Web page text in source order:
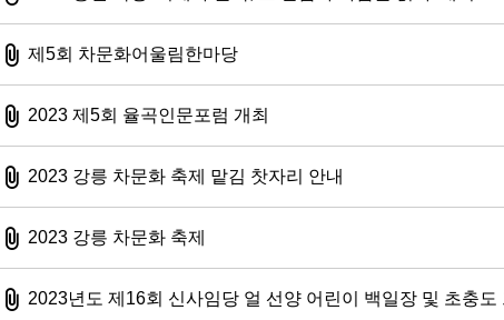
첨부파일
제5회 차문화어울림한마당
첨부파일
2023 제5회 율곡인문포럼 개최
첨부파일
2023 강릉 차문화 축제 맡김 찻자리 안내
첨부파일
2023 강릉 차문화 축제
첨부파일
2023년도 제16회 신사임당 얼 선양 어린이 백일장 및 초충도